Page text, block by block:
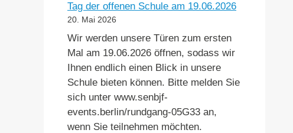
Tag der offenen Schule am 19.06.2026
20. Mai 2026
Wir werden unsere Türen zum ersten
Mal am 19.06.2026 öffnen, sodass wir
Ihnen endlich einen Blick in unsere
Schule bieten können. Bitte melden Sie
sich unter www.senbjf-
events.berlin/rundgang-05G33 an,
wenn Sie teilnehmen möchten.